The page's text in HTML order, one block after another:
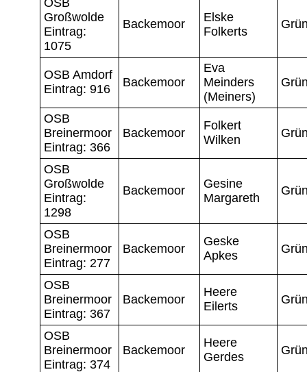
Großwolde
Eintrag:
1075
Backemoor
Elske
Folkerts
OSB Amdorf
Eintrag: 916
Backemoor
Eva
Meinders
(Meiners)
OSB
Breinermoor
Eintrag: 366
Backemoor
Folkert
Wilken
OSB
Großwolde
Eintrag:
1298
Backemoor
Gesine
Margareth
OSB
Breinermoor
Eintrag: 277
Backemoor
Geske
Apkes
OSB
Breinermoor
Eintrag: 367
Backemoor
Heere
Eilerts
OSB
Breinermoor
Eintrag: 374
Backemoor
Heere
Gerdes